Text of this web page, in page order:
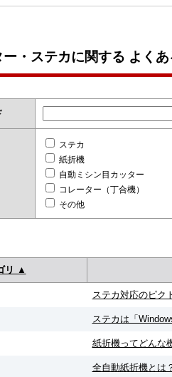
・ステカに関する よく
ステカ
紙折機
自動ミシン目カッター
コレーター（丁合機）
その他
リ ▲
ステカ対応のピク
ステカは「
紙折機ってどんな
全自動紙折機とは